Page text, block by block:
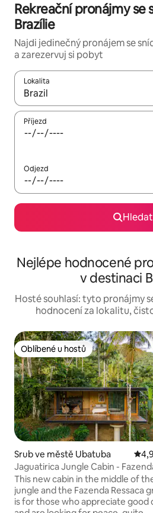
Rekreační pronájmy se
Brazílie
Najdi jedinečný pronájem se
a zarezervuj si pobyt
Lokalita
Až budou výsledky k dispozici,
Příjezd
Odjezd
Hledat
Nejlépe hodnocené
v destinaci
Hosté souhlasí: tyto pronájmy
hodnocení za lokalitu,
Oblíbené u hostů
Oblíbené u hostů
Srub ve městě Ubatuba
Jaguatirica Jungle Cabin -
Ressaca
This new cabin in the middle of
jungle and the Fazenda Ressaca
is for those who appreciate good